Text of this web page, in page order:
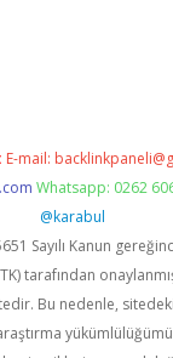
E-mail:
Whatsapp: 0262
@karabul
Sayılı Kanun
tarafından
Bu nedenle,